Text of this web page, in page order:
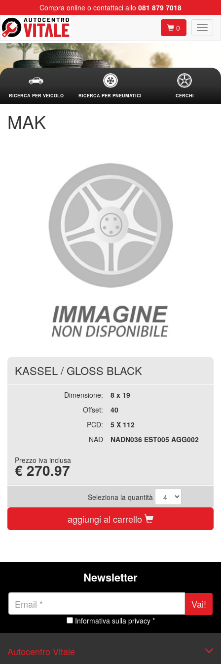
Compra online o contattaci allo 081 879 7018
0
RICERCA PER VEICOLO RICERCA PER PNEUMATICI CERCHI
MAK
KASSEL/ GLOSS BLACK
Dimensione:
8 x 19
Offset:
40
PCD:
5 X 112
NAD
NADN036 EST005 AGG002
Prezzo iva inclusa
€ 270.97
Seleziona la quantità
aggiungi al carrello
Newsletter
Vai!
Informativa sulla privacy *
Autocentro Vitale